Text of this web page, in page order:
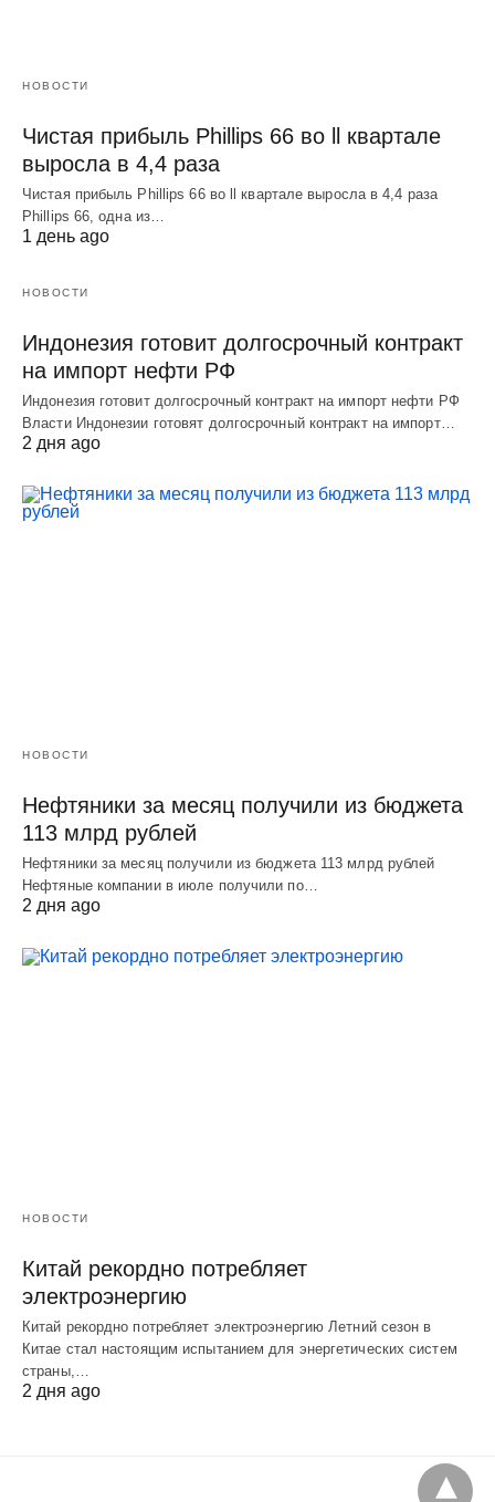
НОВОСТИ
Чистая прибыль Phillips 66 во ll квартале
выросла в 4,4 раза
Чистая прибыль Phillips 66 во ll квартале выросла в 4,4 раза
Phillips 66, одна из…
1 день ago
НОВОСТИ
Индонезия готовит долгосрочный контракт
на импорт нефти РФ
Индонезия готовит долгосрочный контракт на импорт нефти РФ
Власти Индонезии готовят долгосрочный контракт на импорт…
2 дня ago
НОВОСТИ
Нефтяники за месяц получили из бюджета
113 млрд рублей
Нефтяники за месяц получили из бюджета 113 млрд рублей
Нефтяные компании в июле получили по…
2 дня ago
НОВОСТИ
Китай рекордно потребляет
электроэнергию
Китай рекордно потребляет электроэнергию Летний сезон в
Китае стал настоящим испытанием для энергетических систем
страны,…
2 дня ago